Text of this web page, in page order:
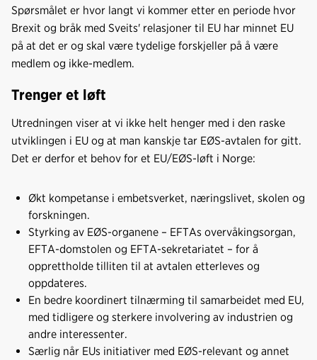
Spørsmålet er hvor langt vi kommer etter en periode hvor
Brexit og bråk med Sveits' relasjoner til EU har minnet EU
på at det er og skal være tydelige forskjeller på å være
medlem og ikke-medlem.
Trenger et løft
Utredningen viser at vi ikke helt henger med i den raske
utviklingen i EU og at man kanskje tar EØS-avtalen for gitt.
Det er derfor et behov for et EU/EØS-løft i Norge:
Økt kompetanse i embetsverket, næringslivet, skolen og
forskningen.
Styrking av EØS-organene – EFTAs overvåkingsorgan,
EFTA-domstolen og EFTA-sekretariatet – for å
opprettholde tilliten til at avtalen etterleves og
oppdateres.
En bedre koordinert tilnærming til samarbeidet med EU,
med tidligere og sterkere involvering av industrien og
andre interessenter.
Særlig når EUs initiativer med EØS-relevant og annet